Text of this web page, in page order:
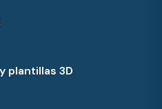
plantillas 3D